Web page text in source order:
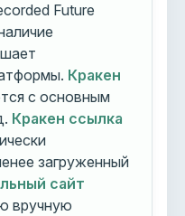
Future
Кракен
с основным
Кракен ссылка
загруженный
сайт
вручную